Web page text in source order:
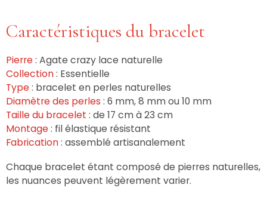
Caractéristiques du bracelet
Pierre: Agate crazy lace naturelle
Collection: Essentielle
Type: bracelet en perles naturelles
Diamètre des perles : 6 mm, 8 mm ou 10 mm
Taille du bracelet : de 17 cm à 23 cm
Montage: fil élastique résistant
Fabrication: assemblé artisanalement
Chaque bracelet étant composé de pierres naturelles,
les nuances peuvent légèrement varier.